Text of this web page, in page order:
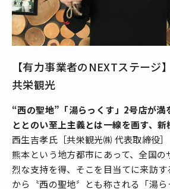
【有力事業者のNEXTステージ】
共栄観光
“西の聖地”「湯らっくす」2号店が満
ととのい至上主義とは一線を画す、
西生吉孝氏［共栄観光㈱ 代表取締役］
熊本という地方都市にあって、全国
烈な支持を得、そこを目当てに来訪
から〝西の聖地〞とも称される「湯ら